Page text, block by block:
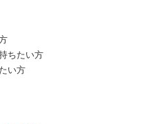
ちたい方
い方